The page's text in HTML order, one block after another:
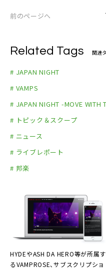
5.00
前のページへ
Related Tags 関連
# JAPAN NIGHT
# VAMPS
# JAPAN NIGHT -MOVE WITH
# トピック＆スクープ
# ニュース
# ライブレポート
# 邦楽
HYDEやASH DA HERO等が所属す
るVAMPROSE、サブスクリプショ